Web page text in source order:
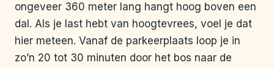
ongeveer 360 meter lang hangt hoog boven een
dal. Als je last hebt van hoogtevrees, voel je dat
hier meteen. Vanaf de parkeerplaats loop je in
zo’n 20 tot 30 minuten door het bos naar de